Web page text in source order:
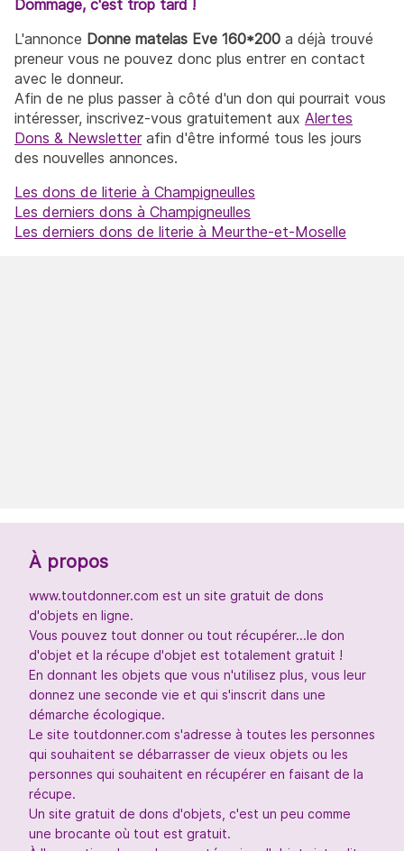
Dommage, c'est trop tard !
L'annonce Donne matelas Eve 160*200 a déjà trouvé
preneur vous ne pouvez donc plus entrer en contact
avec le donneur.
Afin de ne plus passer à côté d'un don qui pourrait vous
intéresser, inscrivez-vous gratuitement aux Alertes
Dons & Newsletterafin d'être informé tous les jours
des nouvelles annonces.
Les dons de literie à Champigneulles
Les derniers dons à Champigneulles
Les derniers dons de literie à Meurthe-et-Moselle
À propos
www.toutdonner.com est un site gratuit de dons
d'objets en ligne.
Vous pouvez tout donner ou tout récupérer...le don
d'objet et la récupe d'objet est totalement gratuit !
En donnant les objets que vous n'utilisez plus, vous leur
donnez une seconde vie et qui s'inscrit dans une
démarche écologique.
Le site toutdonner.com s'adresse à toutes les personnes
qui souhaitent se débarrasser de vieux objets ou les
personnes qui souhaitent en récupérer en faisant de la
récupe.
Un site gratuit de dons d'objets, c'est un peu comme
une brocante où tout est gratuit.